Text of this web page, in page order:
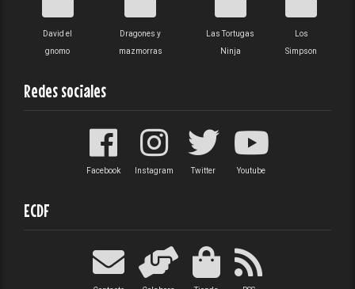
David el
gnomo
Dragones y
mazmorras
Las Tortugas
Ninja
Los
Simpson
Redes sociales
Facebook Instagram Twitter Youtube
ECDF